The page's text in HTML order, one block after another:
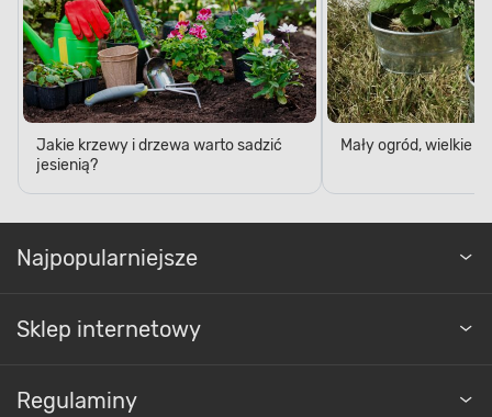
Jakie krzewy i drzewa warto sadzić
jesienią?
Mały ogród, wielkie
Najpopularniejsze
Sklep internetowy
Regulaminy